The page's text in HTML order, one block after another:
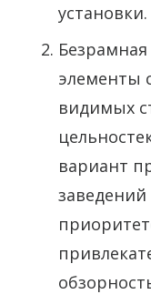
установки.
элементы
видимых
вариант